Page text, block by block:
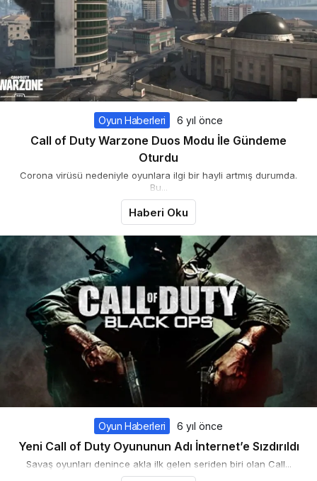
Oyun Haberleri 6 yıl önce
Call of Duty Warzone Duos Modu İle Gündeme
Oturdu
Corona virüsü nedeniyle oyunlara ilgi bir hayli artmış durumda.
Bu...
Haberi Oku
Oyun Haberleri 6 yıl önce
Yeni Call of Duty Oyununun Adı İnternet’e Sızdırıldı
Savaş oyunları denince akla ilk gelen seriden biri olan Call...